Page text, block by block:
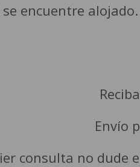
encuentre
Envío
consulta no dude